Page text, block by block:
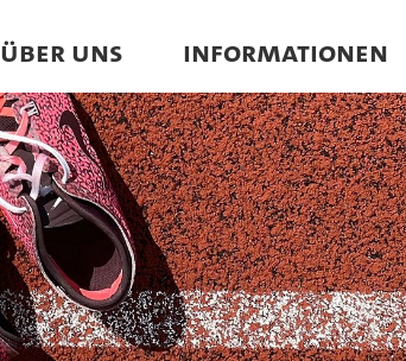
ÜBER UNS INFORMATIONEN